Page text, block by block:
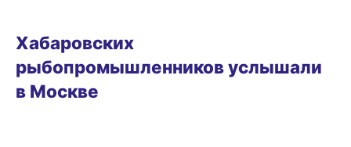
Хабаровских
рыбопромышленников услышали
в Москве